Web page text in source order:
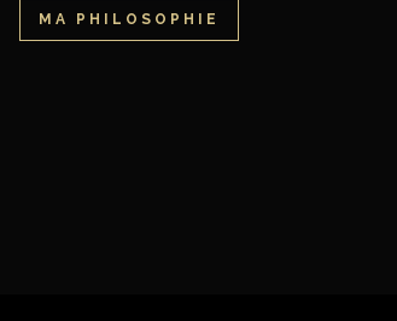
MA PHILOSOPHIE